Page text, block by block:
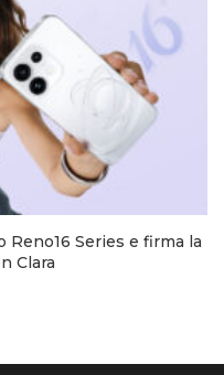
Series e firma la
Clara